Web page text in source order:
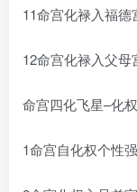
11命宫化禄入福德
12命宫化禄入父母
命宫四化飞星–化权
1命宫自化权个性